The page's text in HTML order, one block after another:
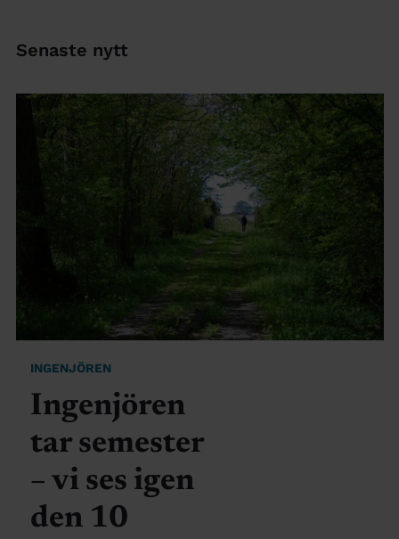
Senaste nytt
INGENJÖREN
Ingenjören
tar semester
– vi ses igen
den 10